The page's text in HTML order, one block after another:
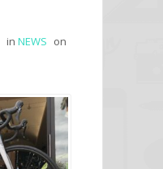
in NEWS on